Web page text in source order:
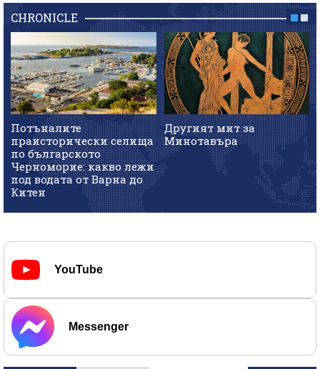
CHRONICLE
Потъналите
праисторически селища
по българското
Черноморие: какво лежи
под водата от Варна до
Китен
Другият мит за
Минотавъра
YouTube
Messenger